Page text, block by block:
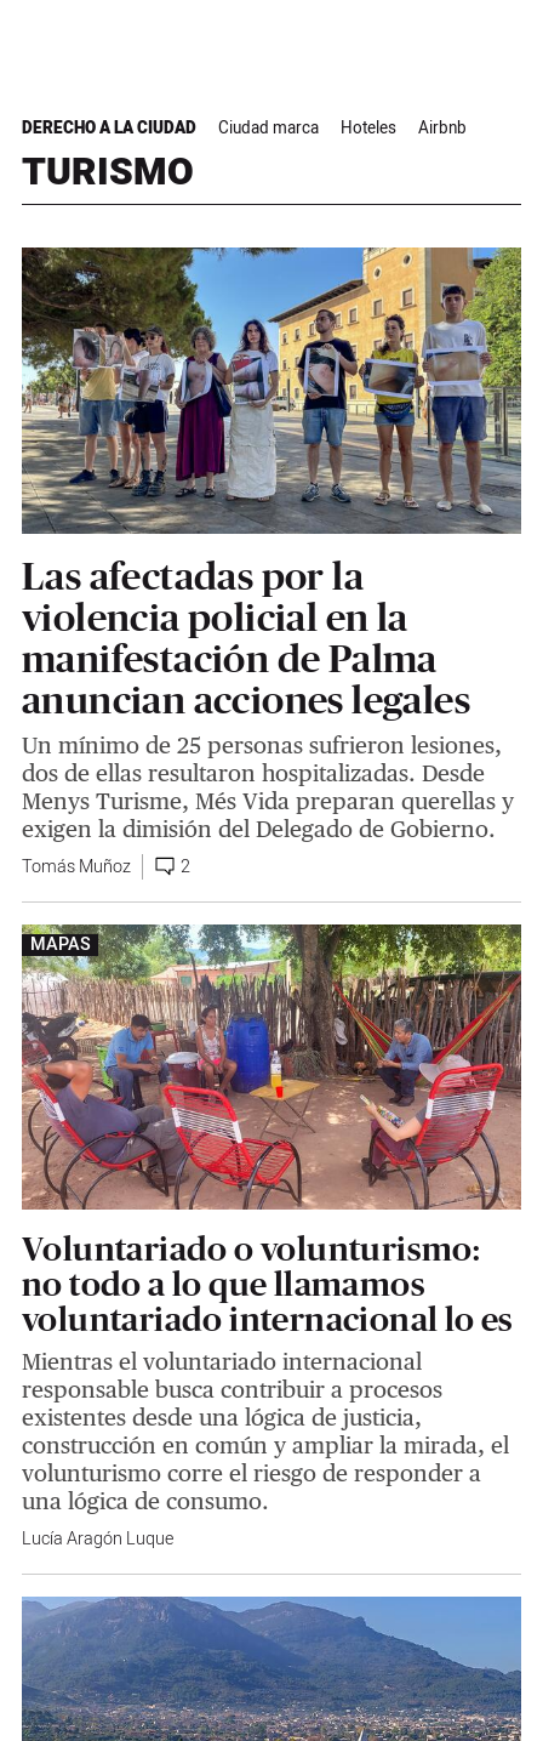
DERECHO A LA CIUDAD Ciudad marca Hoteles Airbnb
TURISMO
Las afectadas por la
violencia policial en la
manifestación de Palma
anuncian acciones legales
Un mínimo de 25 personas sufrieron lesiones,
dos de ellas resultaron hospitalizadas. Desde
Menys Turisme, Més Vida preparan querellas y
exigen la dimisión del Delegado de Gobierno.
Tomás Muñoz 2
MAPAS
Voluntariado o volunturismo:
no todo a lo que llamamos
voluntariado internacional lo es
Mientras el voluntariado internacional
responsable busca contribuir a procesos
existentes desde una lógica de justicia,
construcción en común y ampliar la mirada, el
volunturismo corre el riesgo de responder a
una lógica de consumo.
Lucía Aragón Luque